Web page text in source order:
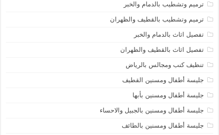
ترميم وتشطيب بالدمام والخبر
ترميم وتشطيب بالقطيف والظهران
تفصيل اثاث بالدمام والخبر
تفصيل اثاث بالقطيف والظهران
تنظيف كنب ومجالس بالرياض
جليسة أطفال ومسنين القطيف
جليسة أطفال ومسنين بأبها
جليسة أطفال ومسنين بالجبيل والاحساء
جليسة أطفال ومسنين بالطائف